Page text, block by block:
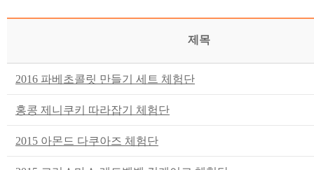
제목
2016 파베초콜릿 만들기 세트 체험단
홍콩 제니쿠키 따라잡기 체험단
2015 아몬드 다쿠아즈 체험단